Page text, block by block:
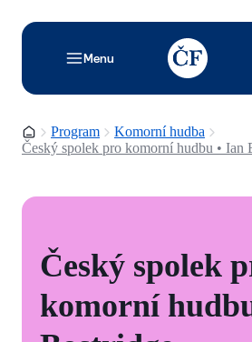
Menu
TODO: Add
Domovská stránka
Program
Komorní hudba
Český spolek pro komorní hudbu • Ian
Český spolek
komorní